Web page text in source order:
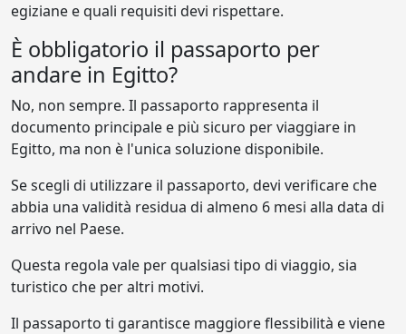
egiziane e quali requisiti devi rispettare.
È obbligatorio il passaporto per
andare in Egitto?
No, non sempre. Il passaporto rappresenta il
documento principale e più sicuro per viaggiare in
Egitto, ma non è l'unica soluzione disponibile.
Se scegli di utilizzare il passaporto, devi verificare che
abbia una validità residua di almeno 6 mesi alla data di
arrivo nel Paese.
Questa regola vale per qualsiasi tipo di viaggio, sia
turistico che per altri motivi.
Il passaporto ti garantisce maggiore flessibilità e viene